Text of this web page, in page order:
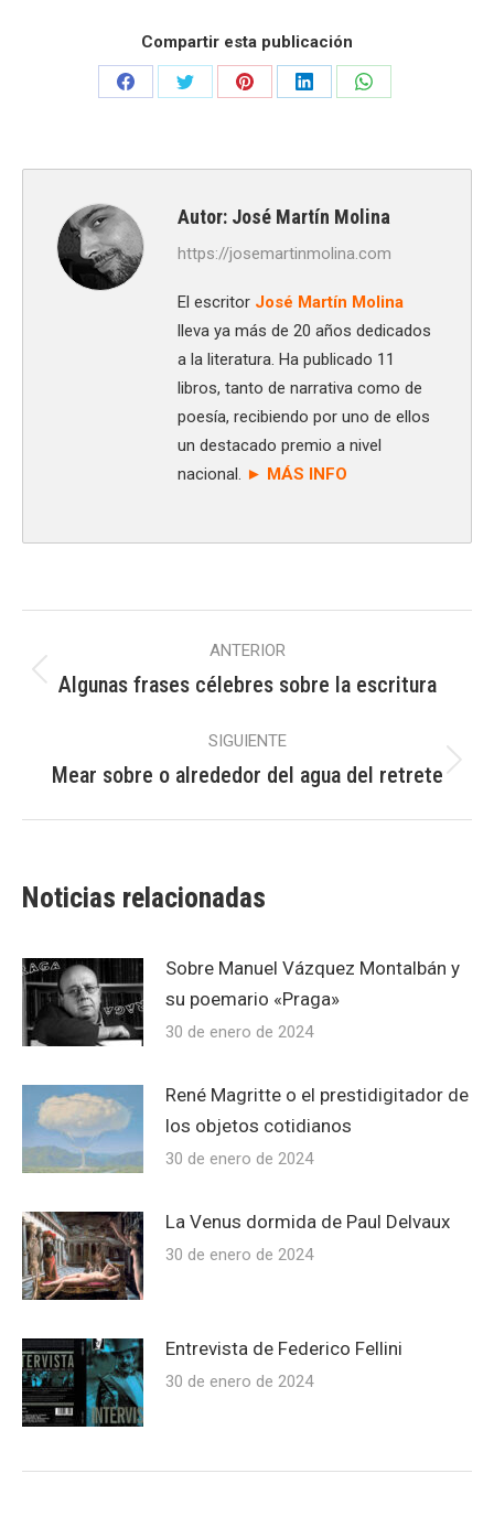
Compartir esta publicación
Share
Share
Share
Share
Share
Autor: José Martín Molina
https://josemartinmolina.com
El escritor José Martín Molina
lleva ya más de 20 años dedicados
a la literatura. Ha publicado 11
libros, tanto de narrativa como de
poesía, recibiendo por uno de ellos
un destacado premio a nivel
nacional.
► MÁS INFO
entre
ANTERIOR
Publicación
Algunas frases célebres sobre la escritura
SIGUIENTE
Publicación
Mear sobre o alrededor del agua del retrete
Noticias relacionadas
Sobre Manuel Vázquez Montalbán y
su poemario «Praga»
30 de enero de 2024
René Magritte o el prestidigitador de
los objetos cotidianos
30 de enero de 2024
La Venus dormida de Paul Delvaux
30 de enero de 2024
Entrevista de Federico Fellini
30 de enero de 2024